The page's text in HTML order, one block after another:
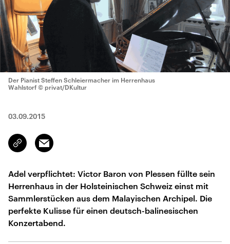
Der Pianist Steffen Schleiermacher im Herrenhaus
Wahlstorf © privat/DKultur
03.09.2015
Link
kopieren/teilen
Email
Adel verpflichtet: Victor Baron von Plessen füllte sein
Herrenhaus in der Holsteinischen Schweiz einst mit
Sammlerstücken aus dem Malayischen Archipel. Die
perfekte Kulisse für einen deutsch-balinesischen
Konzertabend.